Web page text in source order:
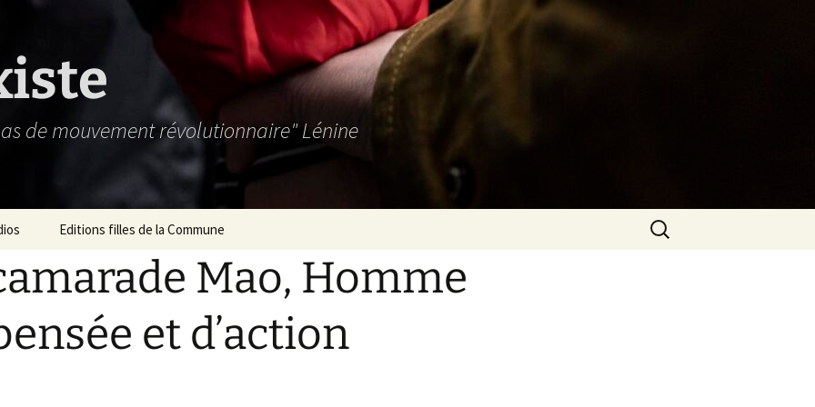
de mouvement révolutionnaire" Lénine
Editions filles de la Commune Rechercher :
Mao, Homme
et d’action